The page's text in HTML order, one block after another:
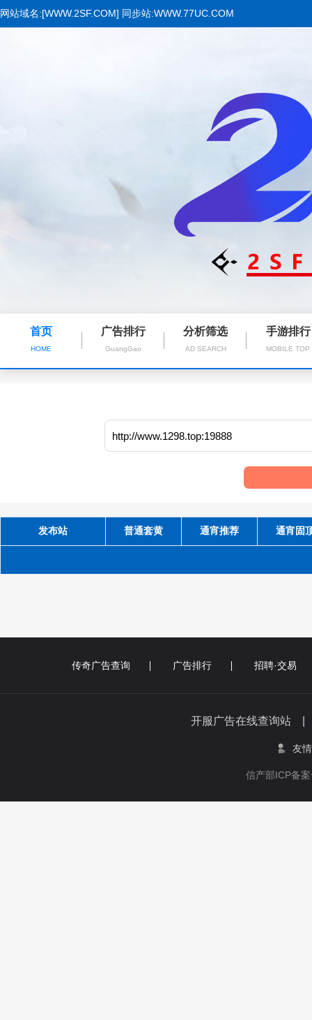
网站域名:[WWW.2SF.COM] 同步站:WWW.77UC.COM
首页
HOME
广告排行
GuangGao
分析筛选
AD SEARCH
手游排行
MOBILE TOP
发布站 普通套黄 通宵推荐 通宵固
传奇广告查询 广告排行 招聘·交易
开服广告在线查询站
友
信产部ICP备